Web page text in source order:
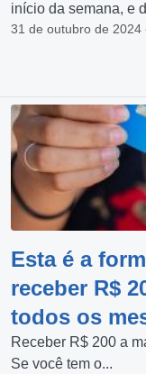
início da semana, e
31 de outubro de 2024
Esta é a
receber R$
todos os
Receber R$ 200 a
Se você tem o...